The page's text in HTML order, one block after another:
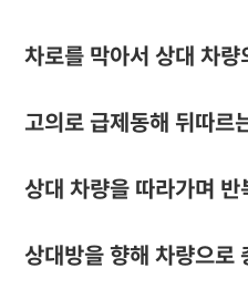
차로를 막아서 상대 차
고의로 급제동해 뒤따르
상대 차량을 따라가며
상대방을 향해 차량으로